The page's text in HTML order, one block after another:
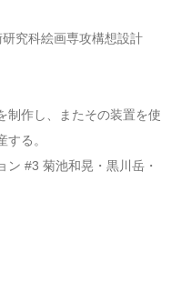
究科絵画専攻構想設計
制作し、またその装置を使
る。
ン #3 菊池和晃・黒川岳・